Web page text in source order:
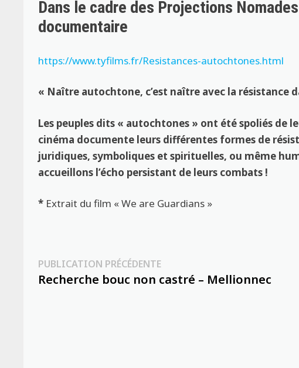
Dans le cadre des Projections
documentaire
https://www.tyfilms.fr/Resistances-autochtones.html
« Naître autochtone, c’est naître avec la résistance
Les peuples dits « autochtones » ont été spoliés de
cinéma documente leurs différentes formes de
juridiques, symboliques et spirituelles, ou même
accueillons l’écho persistant de leurs combats !
* Extrait du film « We are Guardians »
Navigation
de
PUBLICATION PRÉCÉDENTEPublication
précédente :
Recherche bouc non castré – Mellionnec